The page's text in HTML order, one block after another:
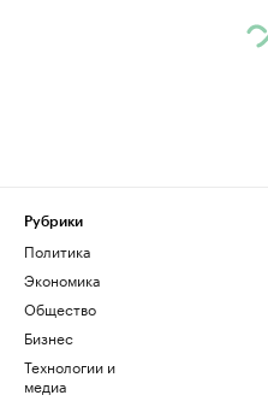
Рубрики
Политика
Экономика
Общество
Бизнес
Технологии и
медиа